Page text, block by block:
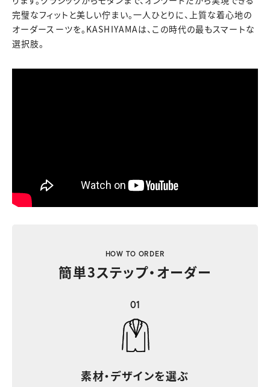
完璧なフィットと美しい佇まい。一人ひとりに、上質な着心地の
オーダースーツを。KASHIYAMAは、この時代の最もスマートな
選択肢。
HOW TO ORDER
簡単3ステップ・オーダー
01
素材・デザインを選ぶ